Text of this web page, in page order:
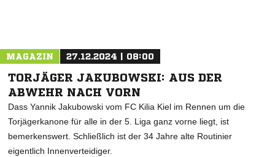
MAGAZIN 27.12.2024 | 08:00
TORJÄGER JAKUBOWSKI: AUS DER
ABWEHR NACH VORN
Dass Yannik Jakubowski vom FC Kilia Kiel im Rennen um die
Torjägerkanone für alle in der 5. Liga ganz vorne liegt, ist
bemerkenswert. Schließlich ist der 34 Jahre alte Routinier
eigentlich Innenverteidiger.